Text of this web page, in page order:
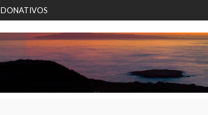
DONATIVOS